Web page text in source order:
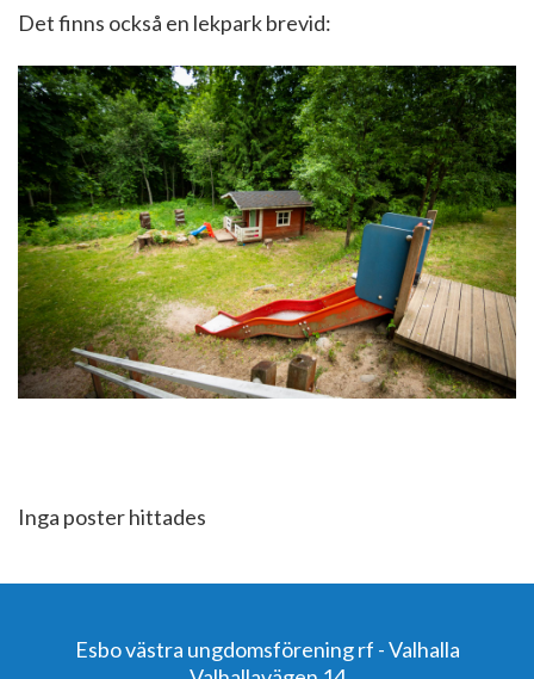
Det finns också en lekpark brevid:
Inga poster hittades
Esbo västra ungdomsförening rf - Valhalla